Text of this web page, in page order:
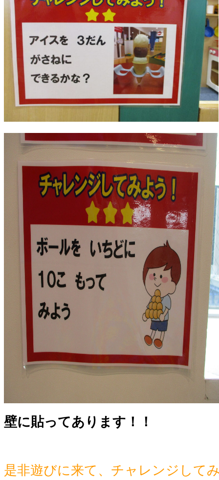
壁に貼ってあります！！
是非遊びに来て、チャレンジして